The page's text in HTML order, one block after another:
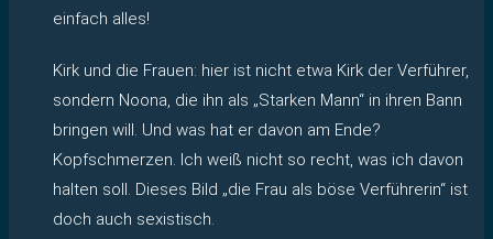
einfach alles!
Kirk und die Frauen: hier ist nicht etwa Kirk der Verführer,
sondern Noona, die ihn als „Starken Mann“ in ihren Bann
bringen will. Und was hat er davon am Ende?
Kopfschmerzen. Ich weiß nicht so recht, was ich davon
halten soll. Dieses Bild „die Frau als böse Verführerin“ ist
doch auch sexistisch.